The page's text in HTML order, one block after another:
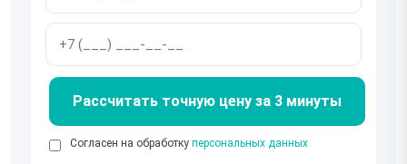
Рассчитать точную цену за 3 минуты
Согласен на обработку персональных данных